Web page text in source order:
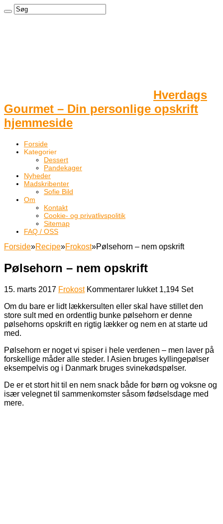
Hverdags
Gourmet – Din personlige opskrift
hjemmeside
Forside
Kategorier
Dessert
Pandekager
Nyheder
Madskribenter
Sofie Bild
Om
Kontakt
Cookie- og privatlivspolitik
Sitemap
FAQ / OSS
Forside»Recipe»Frokost»Pølsehorn – nem opskrift
Pølsehorn – nem opskrift
15. marts 2017 Frokost Kommentarer lukkettil
–
nem
opskrift
1,194 Set
Om du bare er lidt lækkersulten eller skal have stillet den
store sult med en ordentlig bunke pølsehorn er denne
pølsehorns opskrift en rigtig lækker og nem en at starte ud
med.
Pølsehorn er noget vi spiser i hele verdenen – men laver på
forskellige måder alle steder. I Asien bruges kyllingepølser
eksempelvis og i Danmark bruges svinekødspølser.
De er et stort hit til en nem snack både for børn og voksne og
især velegnet til sammenkomster såsom fødselsdage med
mere.